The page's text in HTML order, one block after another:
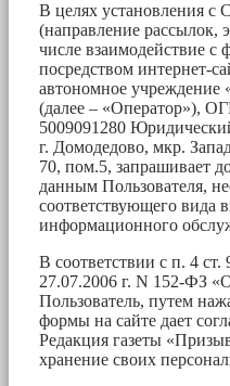
В целях установления с
(направление рассылок,
числе взаимодействие с
посредством интернет-
автономное учреждение
(далее – «Оператор»),
5009091280
г. Домодедово, мкр.
70, пом.5, запрашивает
данным Пользователя,
соответствующего вида
информационного
В соответствии с п. 4 ст.
27.07.2006 г. N 152-ФЗ
Пользователь, путем
формы на сайте дает
Редакция газеты
хранение своих